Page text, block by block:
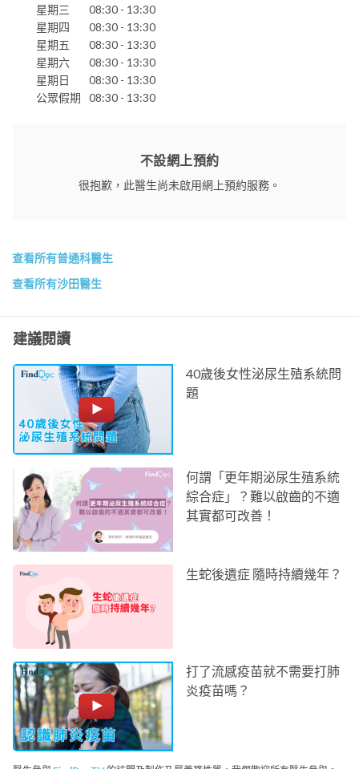
星期三
08:30 - 13:30
星期四
08:30 - 13:30
星期五
08:30 - 13:30
星期六
08:30 - 13:30
星期日
08:30 - 13:30
公眾假期
08:30 - 13:30
不設網上預約
很抱歉，此醫生尚未啟用網上預約服務。
查看所有普通科醫生
查看所有沙田醫生
建議閱讀
40歲後女性泌尿生殖系統問
題
何謂「更年期泌尿生殖系統
綜合症」？難以啟齒的不適
其實都可改善！
生蛇後遺症 隨時持續幾年？
打了流感疫苗就不需要打肺
炎疫苗嗎？